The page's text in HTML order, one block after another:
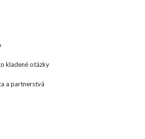
kladené otázky
a partnerstvá